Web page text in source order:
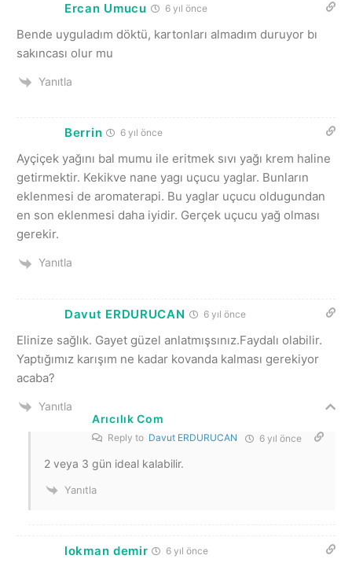
Ercan Umucu 6 yıl önce
Bende uyguladım döktü, kartonları almadım duruyor bı
sakıncası olur mu
Yanıtla
Berrin 6 yıl önce
Ayçiçek yağını bal mumu ile eritmek sıvı yağı krem haline
getirmektir. Kekikve nane yagı uçucu yaglar. Bunların
eklenmesi de aromaterapi. Bu yaglar uçucu oldugundan
en son eklenmesi daha iyidir. Gerçek uçucu yağ olması
gerekir.
Yanıtla
Davut ERDURUCAN 6 yıl önce
Elinize sağlık. Gayet güzel anlatmışsınız.Faydalı olabilir.
Yaptığımız karışım ne kadar kovanda kalması gerekiyor
acaba?
Yanıtla
Arıcılık Com
Reply to Davut ERDURUCAN 6 yıl önce
2 veya 3 gün ideal kalabilir.
Yanıtla
lokman demir 6 yıl önce